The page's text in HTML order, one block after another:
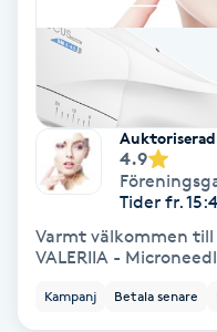
Nagelförlängning akryl
Nagelförlängning
Nagelförlängning silke
Nagelförstärkning
4.9
Tider fr.
Varmt välkommen
VALERIIA -
Kampanj Betala senare